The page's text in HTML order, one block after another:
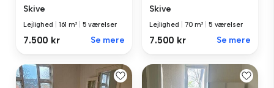
Skive
Lejlighed 161 m² 5 værelser
7.500 kr Se mere
Skive
Lejlighed 70 m² 5 værelser
7.500 kr Se mere